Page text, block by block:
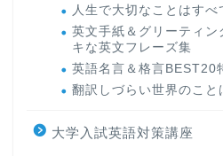
人生で大切なことはす
英文手紙＆グリーティ
キな英文フレーズ集
英語名言＆格言BEST20
翻訳しづらい世界のこと
大学入試英語対策講座